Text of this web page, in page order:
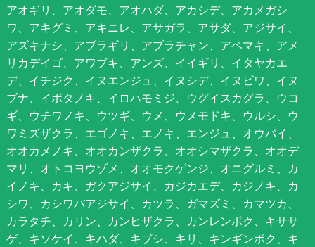
アオギリ、アオダモ、アオハダ、アカシデ、アカメガシ
ワ、アキグミ、アキニレ、アサガラ、アサダ、アジサイ、
アズキナシ、アブラギリ、アブラチャン、アベマキ、アメ
リカデイゴ、アワブキ、アンズ、イイギリ、イタヤカエ
デ、イチジク、イヌエンジュ、イヌシデ、イヌビワ、イヌ
ブナ、イボタノキ、イロハモミジ、ウグイスカグラ、ウコ
ギ、ウチワノキ、ウツギ、ウメ、ウメモドキ、ウルシ、ウ
ワミズザクラ、エゴノキ、エノキ、エンジュ、オウバイ、
オオカメノキ、オオカンザクラ、オオシマザクラ、オオデ
マリ、オトコヨウゾメ、オオモクゲンジ、オニグルミ、カ
イノキ、カキ、ガクアジサイ、カジカエデ、カジノキ、カ
シワ、カシワバアジサイ、カツラ、ガマズミ、カマツカ、
カラタチ、カリン、カンヒザクラ、カンレンボク、キササ
ゲ、キソケイ、キハダ、キブシ、キリ、キンギンボク、キ